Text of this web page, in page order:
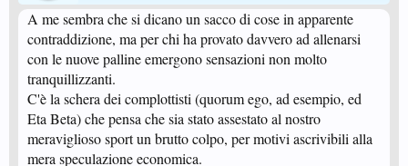
A me sembra che si dicano un sacco di cose in apparente
contraddizione, ma per chi ha provato davvero ad allenarsi
con le nuove palline emergono sensazioni non molto
tranquillizzanti.
C'è la schera dei complottisti (quorum ego, ad esempio, ed
Eta Beta) che pensa che sia stato assestato al nostro
meraviglioso sport un brutto colpo, per motivi ascrivibili alla
mera speculazione economica.